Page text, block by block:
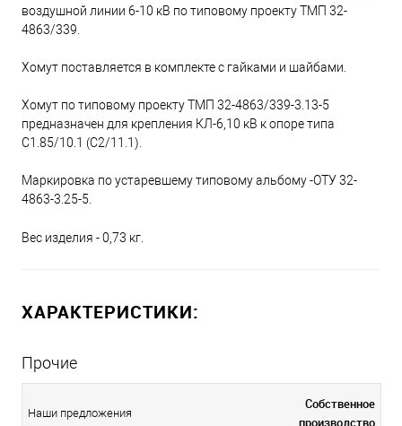
воздушной линии 6-10 кВ по типовому проекту ТМП 32-
4863/339.
Хомут поставляется в комплекте с гайками и шайбами.
Хомут по типовому проекту ТМП 32-4863/339-3.13-5
предназначен для крепления КЛ-6,10 кВ к опоре типа
С1.85/10.1 (С2/11.1).
Маркировка по устаревшему типовому альбому -ОТУ 32-
4863-3.25-5.
Вес изделия - 0,73 кг.
ХАРАКТЕРИСТИКИ:
Прочие
Наши предложения
Собственное
производство